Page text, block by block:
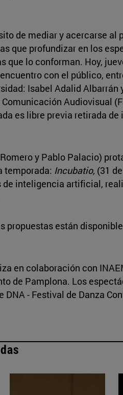
de mediar y acercarse al
que profundizar en los
que lo conforman. Hoy,
con el público,
Isabel Adalid Albarrán
Comunicación Audiovisual
es libre previa retirada
y Pablo Palacio)
temporada: Incubatio, (31
de inteligencia artificial,
propuestas están
en colaboración con
de Pamplona. Los
DNA - Festival de Danza